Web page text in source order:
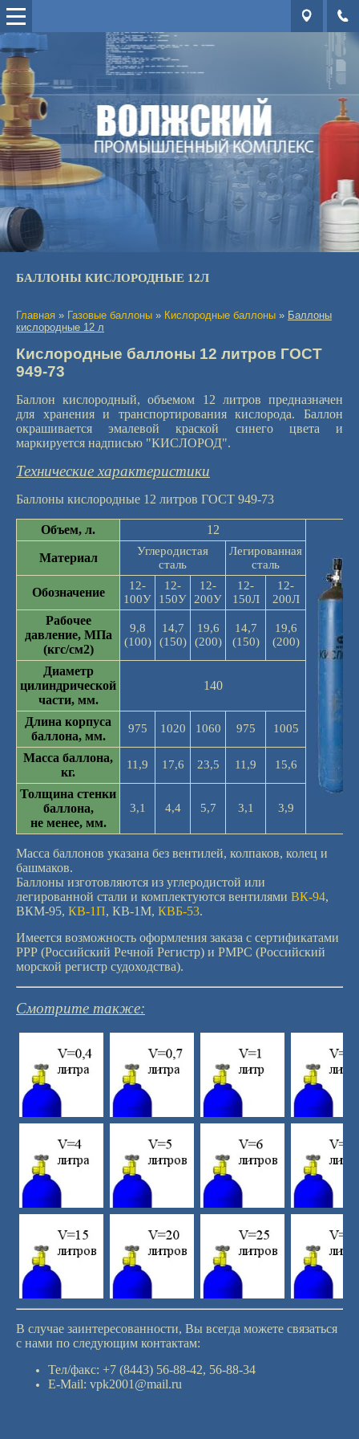
БАЛЛОНЫ КИСЛОРОДНЫЕ 12Л
Главная » Газовые баллоны » Кислородные баллоны » Баллоны
кислородные 12 л
Кислородные баллоны 12 литров ГОСТ
949-73
Баллон кислородный, объемом 12 литров предназначен
для хранения и транспортирования кислорода. Баллон
окрашивается эмалевой краской синего цвета и
маркируется надписью "КИСЛОРОД".
Технические характеристики
Баллоны кислородные 12 литров ГОСТ 949-73
Объем, л. 12
Материал
Углеродистая
сталь
Легированная
сталь
Обозначение
12-
100У
12-
150У
12-
200У
12-
150Л
12-
200Л
Рабочее
давление, МПа
(кгс/см2)
9,8
(100)
14,7
(150)
19,6
(200)
14,7
(150)
19,6
(200)
Диаметр
цилиндрической
части, мм.
140
Длина корпуса
баллона, мм.
975 1020 1060 975 1005
Масса баллона,
кг.
11,9 17,6 23,5 11,9 15,6
Толщина стенки
баллона,
не менее, мм.
3,1 4,4 5,7 3,1 3,9
Масса баллонов указана без вентилей, колпаков, колец и
башмаков.
Баллоны изготовляются из углеродистой или
легированной стали и комплектуются вентилями ВК-94,
ВКМ-95, КВ-1П, КВ-1М, КВБ-53.
Имеется возможность оформления заказа с сертификатами
РРР (Российский Речной Регистр) и РМРС (Российский
морской регистр судоходства).
Смотрите также:
В случае заинтересованности, Вы всегда можете связаться
с нами по следующим контактам:
Тел/факс: +7 (8443) 56-88-42, 56-88-34
E-Mail: vpk2001@mail.ru